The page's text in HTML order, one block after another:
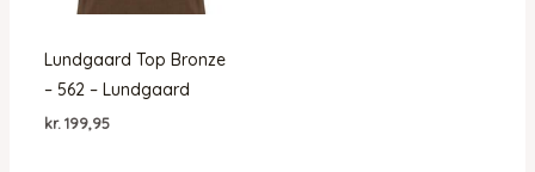
Lundgaard Top Bronze
– 562 – Lundgaard
kr. 199,95